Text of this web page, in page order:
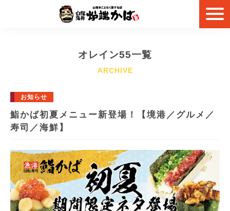
オレイン55一覧
お知らせ
鮨かば初夏メニュー新登場！【境港／グルメ／
寿司／海鮮】